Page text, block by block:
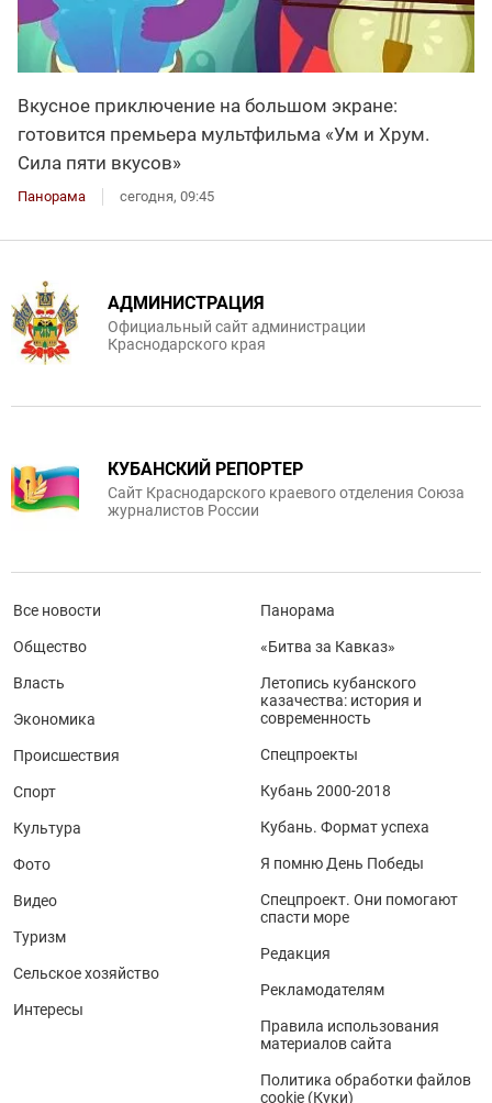
Вкусное приключение на большом экране:
готовится премьера мультфильма «Ум и Хрум.
Сила пяти вкусов»
Панорама сегодня, 09:45
АДМИНИСТРАЦИЯ
Официальный сайт администрации
Краснодарского края
КУБАНСКИЙ РЕПОРТЕР
Сайт Краснодарского краевого отделения Союза
журналистов России
Все новости
Общество
Власть
Экономика
Происшествия
Спорт
Культура
Фото
Видео
Туризм
Сельское хозяйство
Интересы
Панорама
«Битва за Кавказ»
Летопись кубанского
казачества: история и
современность
Спецпроекты
Кубань 2000-2018
Кубань. Формат успеха
Я помню День Победы
Спецпроект. Они помогают
спасти море
Редакция
Рекламодателям
Правила использования
материалов сайта
Политика обработки файлов
cookie (Куки)